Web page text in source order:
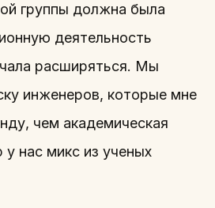
группы должна была
деятельность
расширяться. Мы
инженеров, которые мне
чем академическая
нас микс из ученых